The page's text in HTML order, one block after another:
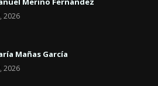
2026
Mañas García
2026